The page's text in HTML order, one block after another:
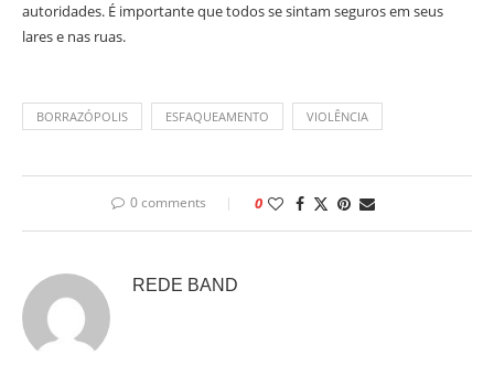
autoridades. É importante que todos se sintam seguros em seus
lares e nas ruas.
BORRAZÓPOLIS ESFAQUEAMENTO VIOLÊNCIA
0 comments 0
REDE BAND